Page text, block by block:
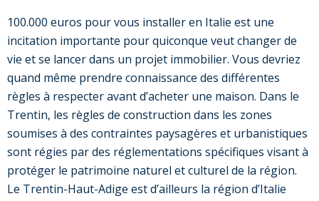
100.000 euros pour vous installer en Italie est une
incitation importante pour quiconque veut changer de
vie et se lancer dans un projet immobilier. Vous devriez
quand même prendre connaissance des différentes
règles à respecter avant d’acheter une maison. Dans le
Trentin, les règles de construction dans les zones
soumises à des contraintes paysagères et urbanistiques
sont régies par des réglementations spécifiques visant à
protéger le patrimoine naturel et culturel de la région.
Le Trentin-Haut-Adige est d’ailleurs la région d’Italie